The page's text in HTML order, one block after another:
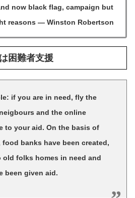
now black flag, campaign but
reasons — Winston Robertson
困難者支援
if you are in need, fly the
and the online
to your aid. On the basis of
banks have been created,
old folks homes in need and
been given aid.